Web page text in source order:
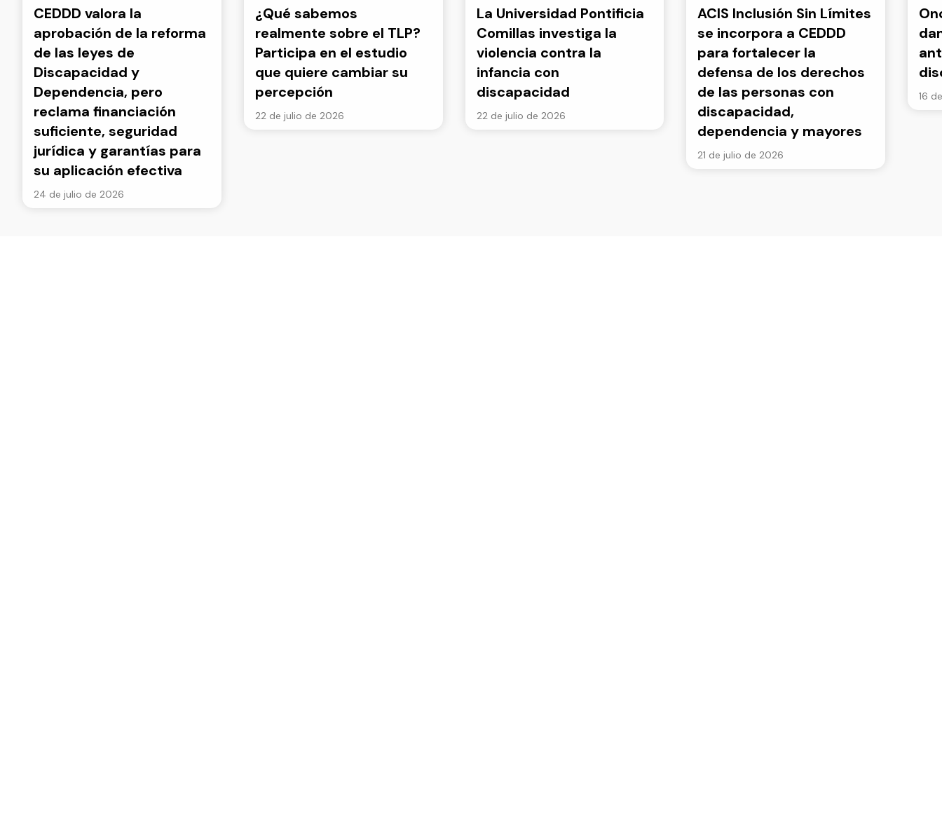
CEDDD valora la
aprobación de la reforma
de las leyes de
Discapacidad y
Dependencia, pero
reclama financiación
suficiente, seguridad
jurídica y garantías para
su aplicación efectiva
24 de julio de 2026
¿Qué sabemos
realmente sobre el TLP?
Participa en el estudio
que quiere cambiar su
percepción
22 de julio de 2026
La Universidad Pontificia
Comillas investiga la
violencia contra la
infancia con
discapacidad
22 de julio de 2026
ACIS Inclusión Sin Límites
se incorpora a CEDDD
para fortalecer la
defensa de los derechos
de las personas con
discapacidad,
dependencia y mayores
21 de julio de 2026
16